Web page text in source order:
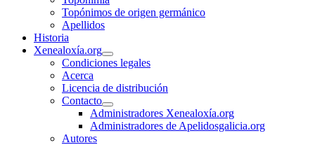
Topónimos de origen germánico
Apellidos
Historia
Xenealoxía.org
Condiciones legales
Acerca
Licencia de distribución
Contacto
Administradores Xenealoxía.org
Administradores de Apelidosgalicia.org
Autores